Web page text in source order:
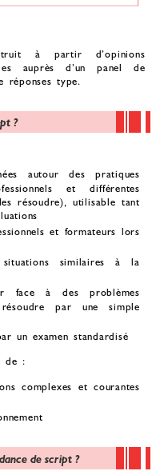
à partir d’opinions
auprès d’un panel de
réponses type.
?
autour des pratiques
et différentes
résoudre), utilisable tant
et formateurs lors
similaires à la
face à des problèmes
par une simple
un examen standardisé
de :
complexes et courantes
de script ?